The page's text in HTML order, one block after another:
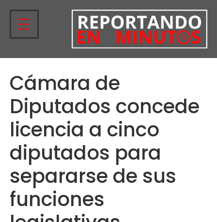
Cámara de
Diputados concede
licencia a cinco
diputados para
separarse de sus
funciones